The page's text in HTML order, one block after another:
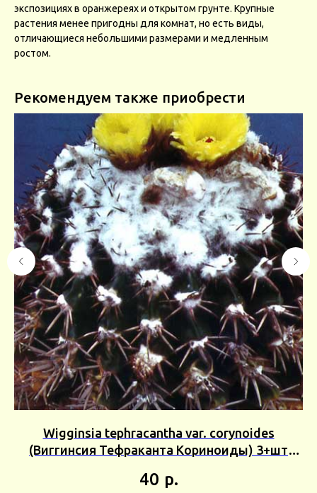
экспозициях в оранжереях и открытом грунте. Крупные
растения менее пригодны для комнат, но есть виды,
отличающиеся небольшими размерами и медленным
ростом.
Рекомендуем также приобрести
Wigginsia tephracantha var. corynoides
(Виггинсия Тефраканта Кориноиды) 3+шт
40 р.